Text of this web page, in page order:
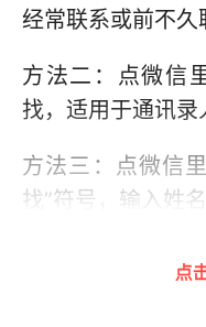
经常联系或前不久
方法二：点微信
找，适用于通讯录
方法三：点微信
找”符号，输入姓
于通讯录人数较多
点